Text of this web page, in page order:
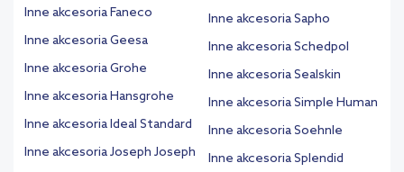
Inne akcesoria Faneco
Inne akcesoria Geesa
Inne akcesoria Grohe
Inne akcesoria Hansgrohe
Inne akcesoria Ideal Standard
Inne akcesoria Joseph Joseph
Inne akcesoria Sapho
Inne akcesoria Schedpol
Inne akcesoria Sealskin
Inne akcesoria Simple Human
Inne akcesoria Soehnle
Inne akcesoria Splendid